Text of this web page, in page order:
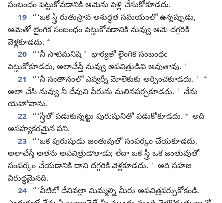
సంబంధం పెట్టుకోవడానికి ఆమెను పెళ్లి చేసుకోకూడదు.
19 “ ‘ఒక స్త్రీ రుతుస్రావ అశుద్ధత సమయంలో ఉన్నప్పుడు,
ఆమెతో లైంగిక సంబంధం పెట్టుకోవడానికి నువ్వు ఆమె దగ్గరికి
వెళ్లకూడదు. +
20 “ ‘నీ సాటిమనిషి * భార్యతో లైంగిక సంబంధం
పెట్టుకోకూడదు, అలాచేస్తే నువ్వు అపవిత్రుడివి అవుతావు. +
21 “ ‘నీ సంతానంలో ఎవ్వర్నీ మోలెకుకు అర్పించకూడదు. * +
అలా చేసి నువ్వు నీ దేవుని పేరును మలినపర్చకూడదు. + నేను
యెహోవాను.
22 “ ‘స్త్రీతో పడుకున్నట్టు పురుషునితో పడుకోకూడదు. + అది
అసహ్యకరమైన పని.
23 “ ‘ఒక పురుషుడు జంతువుతో సంపర్కం చేయకూడదు,
అలాచేస్తే అతను అపవిత్రుడౌతాడు; లేదా ఒక స్త్రీ ఒక జంతువుతో
సంపర్కం చేయడానికి దాని దగ్గరికి వెళ్లకూడదు. + అది సహజ
విరుద్ధమైనది.
24 “ ‘వీటిలో దేనివల్లా మిమ్మల్ని మీరు అపవిత్రపర్చుకోకండి.